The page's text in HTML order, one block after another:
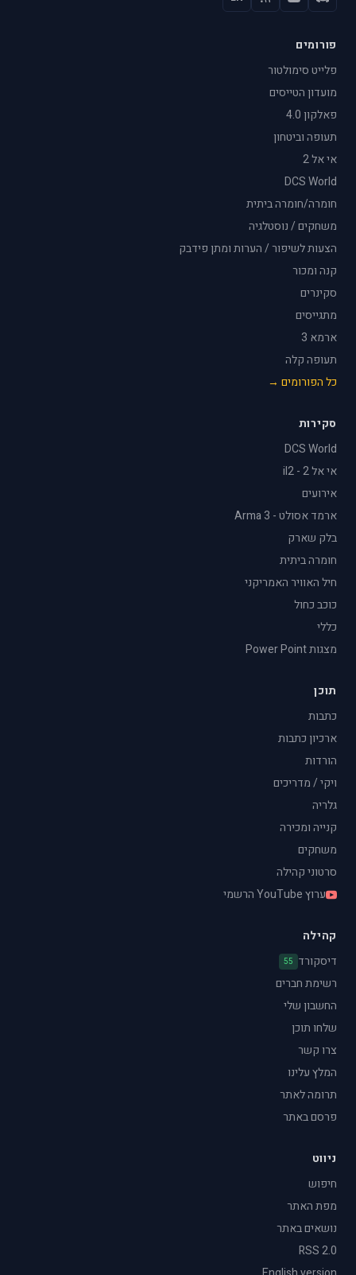
פורומים
פלייט סימולטור
מועדון הטייסים
פאלקון 4.0
תעופה וביטחון
אי אל 2
DCS World
חומרה/חומרה ביתית
משחקים / נוסטלגיה
הצעות לשיפור / הערות ומתן פידבק
קנה ומכור
סקינרים
מתגייסים
ארמא 3
תעופה קלה
כל הפורומים →
סקירות
DCS World
אי אל 2 - il2
אירועים
ארמד אסולט - Arma 3
בלק שארק
חומרה ביתית
חיל האוויר האמריקני
כוכב כחול
כללי
מצגות Power Point
תוכן
כתבות
ארכיון כתבות
הורדות
ויקי / מדריכים
גלריה
קנייה ומכירה
משחקים
סרטוני קהילה
ערוץ YouTube הרשמי
קהילה
דיסקורד 55
רשימת חברים
החשבון שלי
שלחו תוכן
צרו קשר
המלץ עלינו
תרומה לאתר
פרסם באתר
ניווט
חיפוש
מפת האתר
נושאים באתר
RSS 2.0